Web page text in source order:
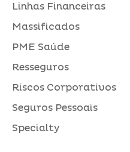
Linhas Financeiras
Massificados
PME Saúde
Resseguros
Riscos Corporativos
Seguros Pessoais
Specialty